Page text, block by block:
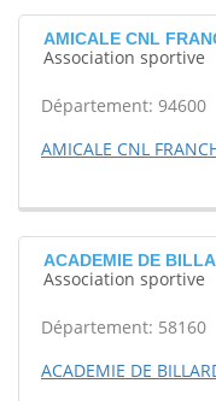
AMICALE CNL
Association sportive
Département: 94600
AMICALE CNL
ACADEMIE DE
Association sportive
Département: 58160
ACADEMIE DE